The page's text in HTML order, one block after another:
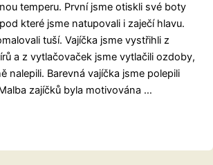
temperu. První jsme otiskli své boty
které jsme natupovali i zaječí hlavu.
tuší. Vajíčka jsme vystřihli z
a z vytlačovaček jsme vytlačili ozdoby,
nalepili. Barevná vajíčka jsme polepili
zajíčků byla motivována …